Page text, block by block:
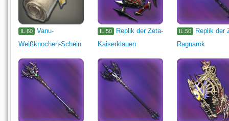
IL.60
Vanu-
Weißknochen-Schein
IL.50
Replik der Zeta-
Kaiserklauen
IL.50
Replik der
Ragnarök